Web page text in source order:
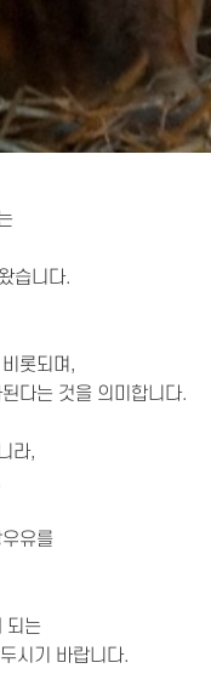
습니다.
롯되며,
다는 것을 의미합니다.
라,
유를
되는
시기 바랍니다.